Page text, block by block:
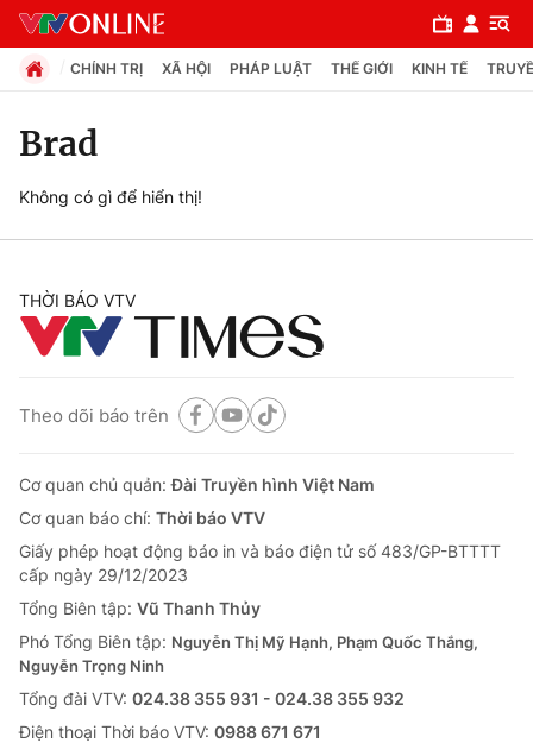
Chuyên mục
Chính trị
Xã hội
Thế giới
Tin tức
Thế giới đó đây
Câu chuyện quốc tế
Kinh tế
Tài chính
Thị trường
Góc doanh nghiệp
Dữ liệu và đời sống
Truyền hình
CHÍNH TRỊ XÃ HỘI PHÁP LUẬT THẾ GIỚI KINH TẾ
Brad
Không có gì để hiển thị!
THỜI BÁO VTV
Theo dõi báo trên
Cơ quan chủ quản:Đài Truyền hình Việt Nam
Cơ quan báo chí: Thời báo VTV
Giấy phép hoạt động báo in và báo điện tử số 483/GP-BTTTT
cấp ngày 29/12/2023
Tổng Biên tập: Vũ Thanh Thủy
Phó Tổng Biên tập: Nguyễn Thị Mỹ Hạnh, Phạm Quốc Thắng,
Nguyễn Trọng Ninh
Tổng đài VTV: 024.38 355 931 - 024.38 355 932
Ðiện thoại Thời báo VTV: 0988 671 671